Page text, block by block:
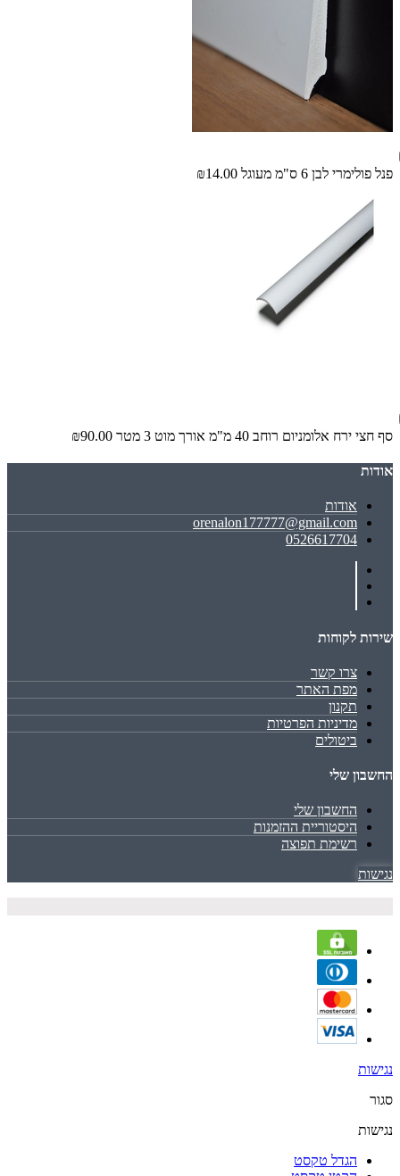
פנל פולימרי לבן 6 ס"מ מעוגל ₪14.00
סף חצי ירח אלומניום רוחב 40 מ"מ אורך מוט 3 מטר ₪90.00
אודות
אודות
orenalon177777@gmail.com
0526617704
שירות לקוחות
צרו קשר
מפת האתר
תקנון
מדיניות הפרטיות
ביטולים
החשבון שלי
החשבון שלי
היסטוריית ההזמנות
רשימת תפוצה
נגישות
נגישות
סגור
נגישות
הגדל טקסט